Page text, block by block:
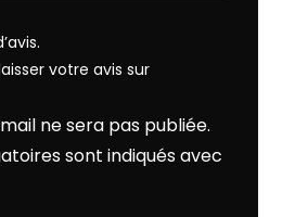
votre avis sur
ne sera pas publiée.
sont indiqués avec